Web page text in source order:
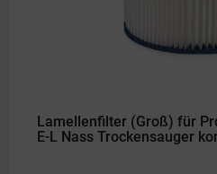
Lamellenfilter (Groß) für
E-L Nass Trockensauger